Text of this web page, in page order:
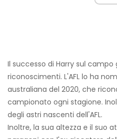
Il successo di Harry sul
riconoscimenti. L'AFL lo ha
australiana del 2020, che
campionato ogni stagione.
degli astri nascenti dell'AFL.
Inoltre, la sua altezza e il suo